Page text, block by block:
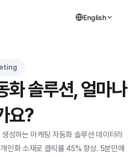
English
화 솔루션, 얼마나
요?
성하는 마케팅 자동화 솔루션 데이터라
인화 소재로 클릭률 45% 향상. 5분만에